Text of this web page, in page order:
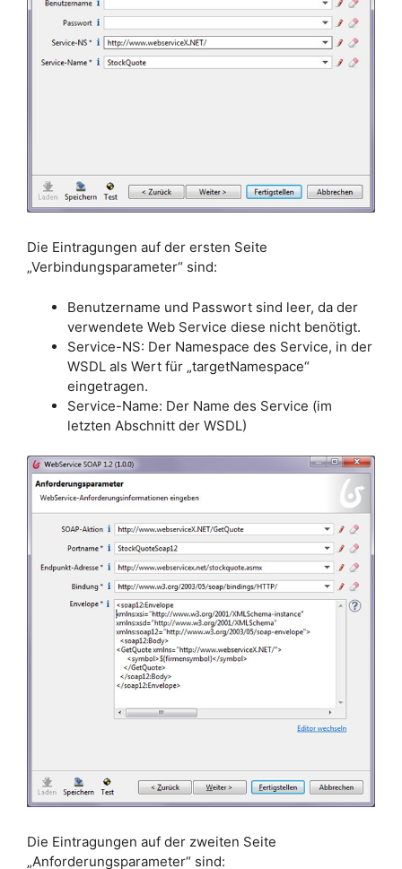
Die Eintragungen auf der ersten Seite
„Verbindungsparameter“ sind:
Benutzername und Passwort sind leer, da der
verwendete Web Service diese nicht benötigt.
Service-NS: Der Namespace des Service, in der
WSDL als Wert für „targetNamespace“
eingetragen.
Service-Name: Der Name des Service (im
letzten Abschnitt der WSDL)
Die Eintragungen auf der zweiten Seite
„Anforderungsparameter“ sind: